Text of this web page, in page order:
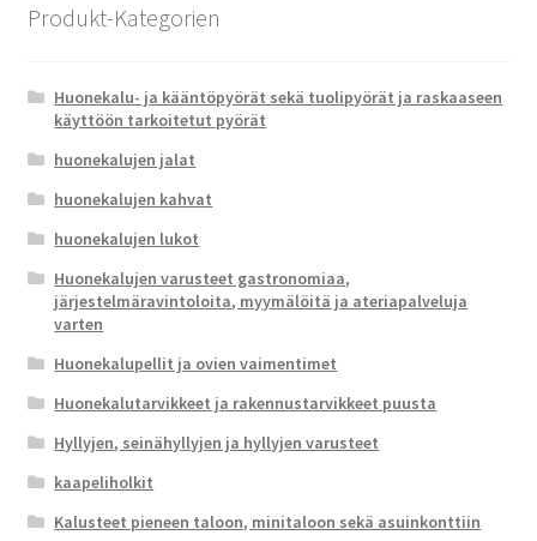
Produkt-Kategorien
Huonekalu- ja kääntöpyörät sekä tuolipyörät ja raskaaseen
käyttöön tarkoitetut pyörät
huonekalujen jalat
huonekalujen kahvat
huonekalujen lukot
Huonekalujen varusteet gastronomiaa,
järjestelmäravintoloita, myymälöitä ja ateriapalveluja
varten
Huonekalupellit ja ovien vaimentimet
Huonekalutarvikkeet ja rakennustarvikkeet puusta
Hyllyjen, seinähyllyjen ja hyllyjen varusteet
kaapeliholkit
Kalusteet pieneen taloon, minitaloon sekä asuinkonttiin